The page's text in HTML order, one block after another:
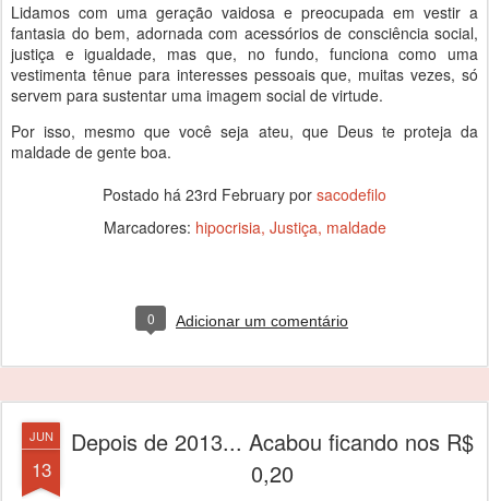
Lidamos com uma geração vaidosa e preocupada em vestir a
fantasia do bem, adornada com acessórios de consciência social,
justiça e igualdade, mas que, no fundo, funciona como uma
vestimenta tênue para interesses pessoais que, muitas vezes, só
servem para sustentar uma imagem social de virtude.
Por isso, mesmo que você seja ateu, que Deus te proteja da
maldade de gente boa.
Postado há 23rd February por sacodefilo
Marcadores: hipocrisia Justiça maldade
0 Adicionar um comentário
JUN
13
Depois de 2013... Acabou ficando nos R$
0,20